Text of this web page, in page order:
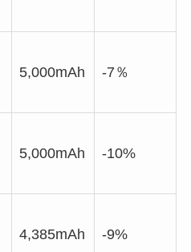
5,000mAh -7％
5,000mAh -10%
4,385mAh -9%